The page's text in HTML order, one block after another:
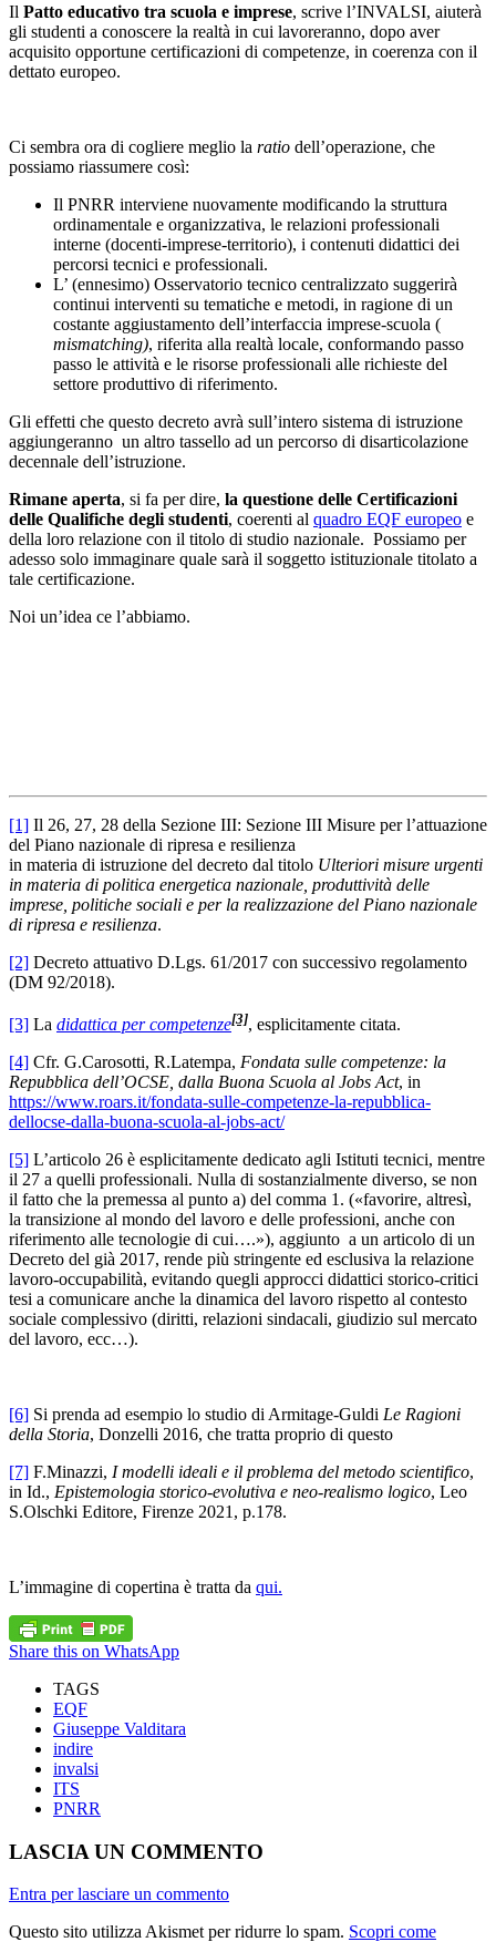
Il Patto educativo tra scuola e imprese, scrive l’INVALSI, aiuterà
gli studenti a conoscere la realtà in cui lavoreranno, dopo aver
acquisito opportune certificazioni di competenze, in coerenza con il
dettato europeo.
Ci sembra ora di cogliere meglio la ratio dell’operazione, che
possiamo riassumere così:
Il PNRR interviene nuovamente modificando la struttura
ordinamentale e organizzativa, le relazioni professionali
interne (docenti-imprese-territorio), i contenuti didattici dei
percorsi tecnici e professionali.
L’ (ennesimo) Osservatorio tecnico centralizzato suggerirà
continui interventi su tematiche e metodi, in ragione di un
costante aggiustamento dell’interfaccia imprese-scuola (
mismatching), riferita alla realtà locale, conformando passo
passo le attività e le risorse professionali alle richieste del
settore produttivo di riferimento.
Gli effetti che questo decreto avrà sull’intero sistema di istruzione
aggiungeranno un altro tassello ad un percorso di disarticolazione
decennale dell’istruzione.
Rimane aperta, si fa per dire, la questione delle Certificazioni
delle Qualifiche degli studenti, coerenti al quadro EQF europeo e
della loro relazione con il titolo di studio nazionale. Possiamo per
adesso solo immaginare quale sarà il soggetto istituzionale titolato a
tale certificazione.
Noi un’idea ce l’abbiamo.
[1] Il 26, 27, 28 della Sezione III: Sezione III Misure per l’attuazione
del Piano nazionale di ripresa e resilienza
in materia di istruzione del decreto dal titolo Ulteriori misure urgenti
in materia di politica energetica nazionale, produttività delle
imprese, politiche sociali e per la realizzazione del Piano nazionale
di ripresa e resilienza.
[2] Decreto attuativo D.Lgs. 61/2017 con successivo regolamento
(DM 92/2018).
[3] La didattica per competenze[3], esplicitamente citata.
[4] Cfr. G.Carosotti, R.Latempa, Fondata sulle competenze: la
Repubblica dell’OCSE, dalla Buona Scuola al Jobs Act, in
https://www.roars.it/fondata-sulle-competenze-la-repubblica-
dellocse-dalla-buona-scuola-al-jobs-act/
[5] L’articolo 26 è esplicitamente dedicato agli Istituti tecnici, mentre
il 27 a quelli professionali. Nulla di sostanzialmente diverso, se non
il fatto che la premessa al punto a) del comma 1. («favorire, altresì,
la transizione al mondo del lavoro e delle professioni, anche con
riferimento alle tecnologie di cui….»), aggiunto a un articolo di un
Decreto del già 2017, rende più stringente ed esclusiva la relazione
lavoro-occupabilità, evitando quegli approcci didattici storico-critici
tesi a comunicare anche la dinamica del lavoro rispetto al contesto
sociale complessivo (diritti, relazioni sindacali, giudizio sul mercato
del lavoro, ecc…).
[6] Si prenda ad esempio lo studio di Armitage-Guldi Le Ragioni
della Storia, Donzelli 2016, che tratta proprio di questo
[7] F.Minazzi, I modelli ideali e il problema del metodo scientifico,
in Id., Epistemologia storico-evolutiva e neo-realismo logico, Leo
S.Olschki Editore, Firenze 2021, p.178.
L’immagine di copertina è tratta da qui.
Share this on WhatsApp
TAGS
EQF
Giuseppe Valditara
indire
invalsi
ITS
PNRR
LASCIA UN COMMENTO
Entra per lasciare un commento
Questo sito utilizza Akismet per ridurre lo spam. Scopri come